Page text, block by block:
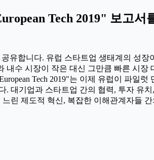
Tech 2019" 보고
유합니다. 유럽 스타트업 생태계의 성
수 시장이 작은 대신 그만큼 빠른 시장
Tech 2019"는 이제 유럽이 파일
대기업과 스타트업 간의 협력, 투자 유
린 제도적 혁신, 복잡한 이해관계자들